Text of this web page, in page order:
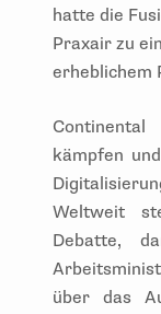
hatte die
Praxair zu
erheblichem
kämpfen
Weltweit
Debatte,
über das